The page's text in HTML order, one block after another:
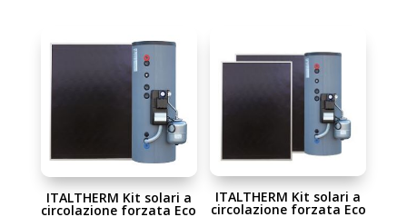
ITALTHERM Kit solari a
circolazione forzata Eco
ITALTHERM Kit solari a
circolazione forzata Eco